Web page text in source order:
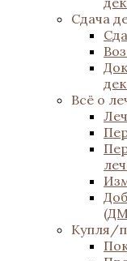
Сдача
Всё о
Купля/